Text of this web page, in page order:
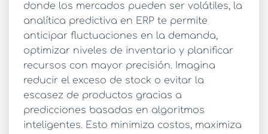
donde los mercados pueden ser volátiles, la
analítica predictiva en ERP te permite
anticipar fluctuaciones en la demanda,
optimizar niveles de inventario y planificar
recursos con mayor precisión. Imagina
reducir el exceso de stock o evitar la
escasez de productos gracias a
predicciones basadas en algoritmos
inteligentes. Esto minimiza costos, maximiza